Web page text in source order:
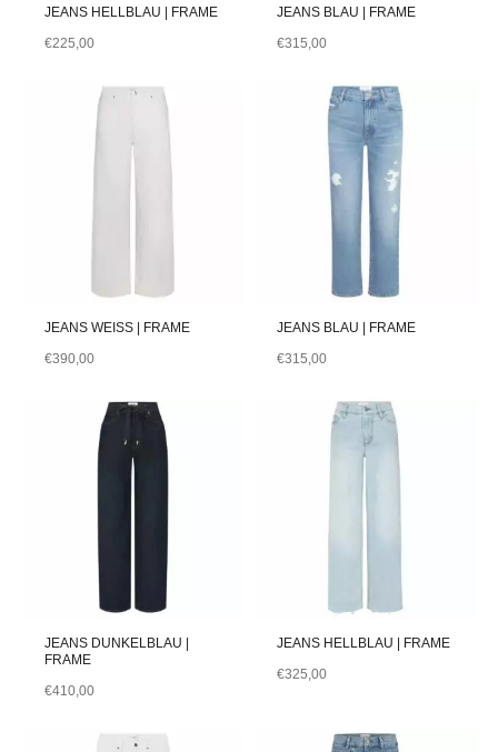
JEANS HELLBLAU | FRAME
€225,00
JEANS BLAU | FRAME
€315,00
JEANS WEISS | FRAME
€390,00
JEANS BLAU | FRAME
€315,00
JEANS DUNKELBLAU |
FRAME
€410,00
JEANS HELLBLAU | FRAME
€325,00